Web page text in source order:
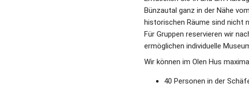
Bünzautal ganz in der Nähe
historischen Räume sind nicht
Für Gruppen reservieren wir
ermöglichen individuelle
Wir können im Olen Hus
40 Personen in der